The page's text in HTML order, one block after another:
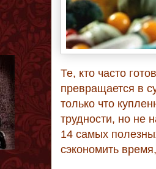
Те, кто часто
превращается в
только что
трудности, но не
14 самых
сэкономить